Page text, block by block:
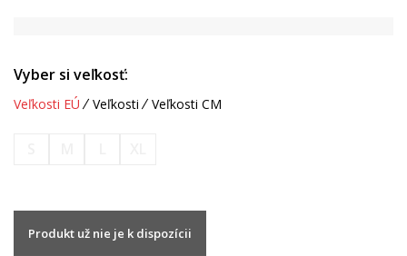
Vyber si veľkosť:
Veľkosti EÚ Veľkosti Veľkosti CM
Produkt už nie je k dispozícii